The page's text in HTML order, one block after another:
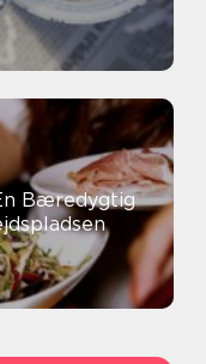
Bæredygtig